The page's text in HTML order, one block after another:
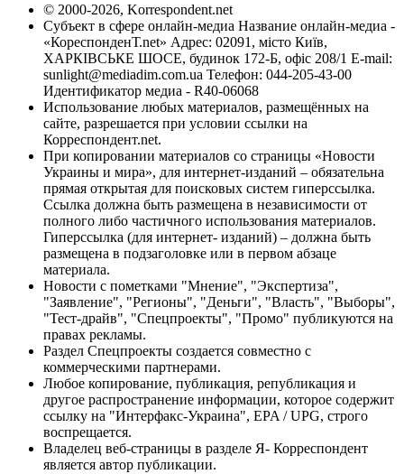
© 2000-2026, Korrespondent.net
Субъект в сфере онлайн-медиа Название онлайн-медиа -
«КореспонденТ.net» Адрес: 02091, місто Київ,
ХАРКІВСЬКЕ ШОСЕ, будинок 172-Б, офіс 208/1 E-mail:
sunlight@mediadim.com.ua Телефон: 044-205-43-00
Идентификатор медиа - R40-06068
Использование любых материалов, размещённых на
сайте, разрешается при условии ссылки на
Корреспондент.net.
При копировании материалов со страницы «Новости
Украины и мира», для интернет-изданий – обязательна
прямая открытая для поисковых систем гиперссылка.
Ссылка должна быть размещена в независимости от
полного либо частичного использования материалов.
Гиперссылка (для интернет- изданий) – должна быть
размещена в подзаголовке или в первом абзаце
материала.
Новости с пометками "Мнение", "Экспертиза",
"Заявление", "Регионы", "Деньги", "Власть", "Выборы",
"Тест-драйв", "Спецпроекты", "Промо" публикуются на
правах рекламы.
Раздел Спецпроекты создается совместно с
коммерческими партнерами.
Любое копирование, публикация, републикация и
другое распространение информации, которое содержит
ссылку на "Интерфакс-Украина", EPA / UPG, строго
воспрещается.
Владелец веб-страницы в разделе Я- Корреспондент
является автор публикации.